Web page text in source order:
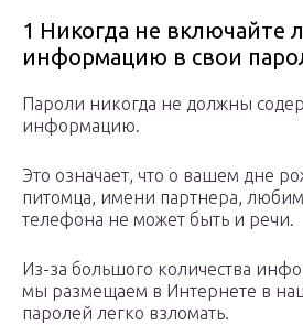
1 Никогда не включайте
информацию в свои
Пароли никогда не должны
информацию.
Это означает, что о вашем дне
питомца, имени партнера,
телефона не может быть и речи.
Из-за большого количества
мы размещаем в Интернете в
паролей легко взломать.